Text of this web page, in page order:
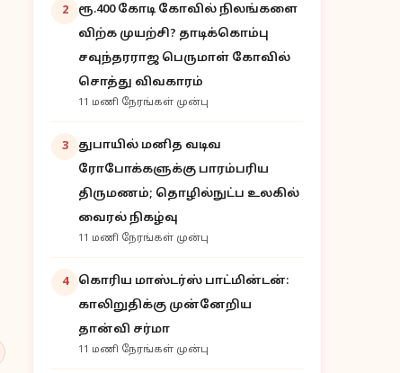
2
ரூ.400 கோடி கோவில் நிலங்களை
விற்க முயற்சி? தாடிக்கொம்பு
சவுந்தரராஜ பெருமாள் கோவில்
சொத்து விவகாரம்
11 மணி நேரங்கள் முன்பு
3
துபாயில் மனித வடிவ
ரோபோக்களுக்கு பாரம்பரிய
திருமணம்; தொழில்நுட்ப உலகில்
வைரல் நிகழ்வு
11 மணி நேரங்கள் முன்பு
4
கொரிய மாஸ்டர்ஸ் பாட்மின்டன்:
காலிறுதிக்கு முன்னேறிய
தான்வி சர்மா
11 மணி நேரங்கள் முன்பு